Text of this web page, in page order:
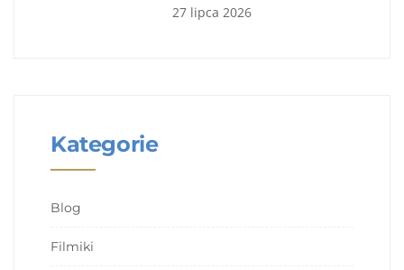
27 lipca 2026
Kategorie
Blog
Filmiki